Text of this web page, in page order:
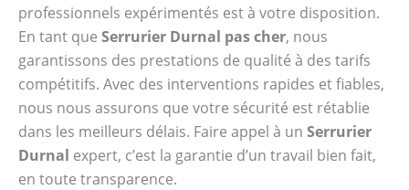
professionnels expérimentés est à votre disposition.
En tant que Serrurier Durnal pas cher, nous
garantissons des prestations de qualité à des tarifs
compétitifs. Avec des interventions rapides et fiables,
nous nous assurons que votre sécurité est rétablie
dans les meilleurs délais. Faire appel à un Serrurier
Durnal expert, c’est la garantie d’un travail bien fait,
en toute transparence.